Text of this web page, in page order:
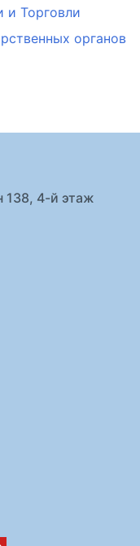
Торговли
органов
138, 4-й этаж